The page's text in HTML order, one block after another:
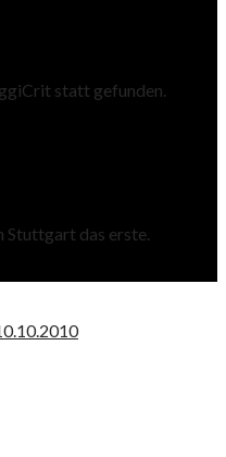
statt gefunden.
Stuttgart das erste.